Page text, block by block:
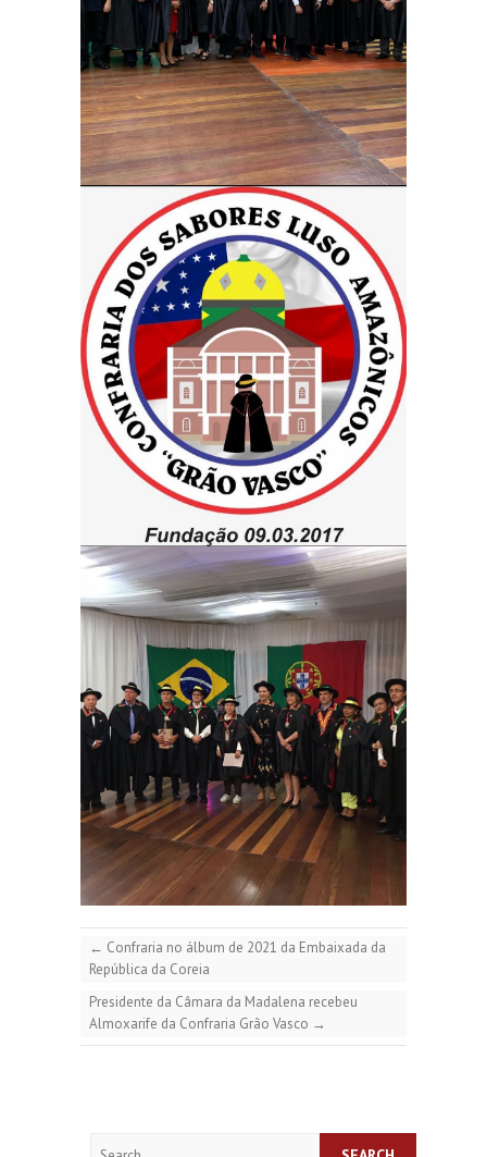
← Confraria no álbum de 2021 da Embaixada da
República da Coreia
Presidente da Câmara da Madalena recebeu
Almoxarife da Confraria Grão Vasco →